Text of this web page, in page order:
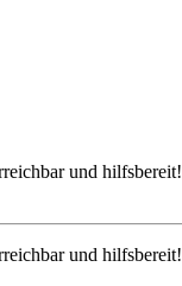
und hilfsbereit!
und hilfsbereit!